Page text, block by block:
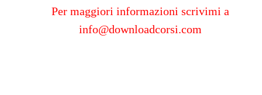
Per maggiori informazioni scrivimi a
info@downloadcorsi.com